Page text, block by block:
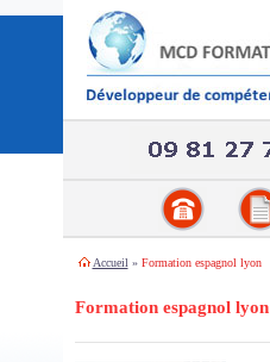
Formation espagnol lyon
Accueil » Formation espagnol lyon